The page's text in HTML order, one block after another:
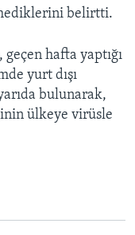
belirtti.
geçen hafta yaptığı
yurt dışı
bulunarak,
ülkeye virüsle